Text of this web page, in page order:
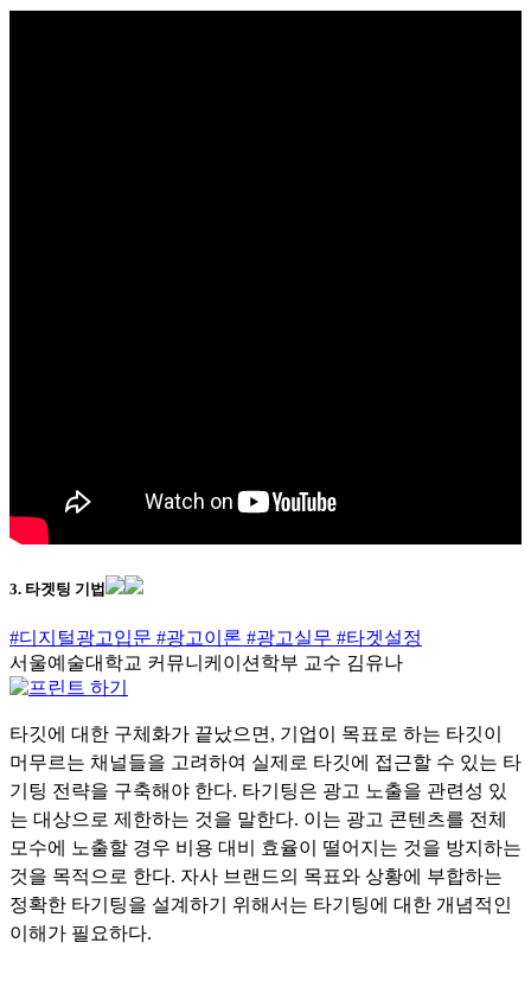
3. 타겟팅 기법
#디지털광고입문 #광고이론 #광고실무 #타겟설정
서울예술대학교 커뮤니케이션학부 교수 김유나
타깃에 대한 구체화가 끝났으면, 기업이 목표로 하는 타깃이
머무르는 채널들을 고려하여 실제로 타깃에 접근할 수 있는 타
기팅 전략을 구축해야 한다. 타기팅은 광고 노출을 관련성 있
는 대상으로 제한하는 것을 말한다. 이는 광고 콘텐츠를 전체
모수에 노출할 경우 비용 대비 효율이 떨어지는 것을 방지하는
것을 목적으로 한다. 자사 브랜드의 목표와 상황에 부합하는
정확한 타기팅을 설계하기 위해서는 타기팅에 대한 개념적인
이해가 필요하다.